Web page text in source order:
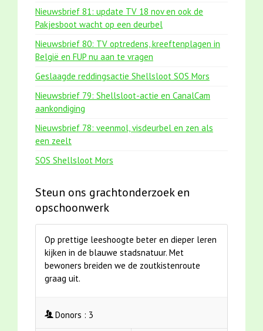
Nieuwsbrief 81: update TV 18 nov en ook de
Pakjesboot wacht op een deurbel
Nieuwsbrief 80: TV optredens, kreeftenplagen in
België en FUP nu aan te vragen
Geslaagde reddingsactie Shellsloot SOS Mors
Nieuwsbrief 79: Shellsloot-actie en CanalCam
aankondiging
Nieuwsbrief 78: veenmol, visdeurbel en zen als
een zeelt
SOS Shellsloot Mors
Steun ons grachtonderzoek en
opschoonwerk
Op prettige leeshoogte beter en dieper leren
kijken in de blauwe stadsnatuur. Met
bewoners breiden we de zoutkistenroute
graag uit.
Donors : 3